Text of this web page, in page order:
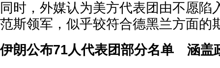
同时，外媒认为美方代表团由不愿陷
范斯领军，似乎较符合德黑兰方面的
伊朗公布71人代表团部分名单 涵盖